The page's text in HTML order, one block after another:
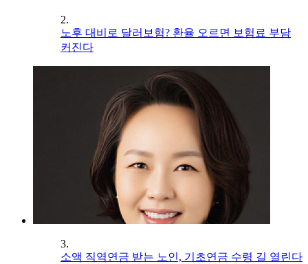
2.
노후 대비로 달러보험? 환율 오르면 보험료 부담
커진다
3.
소액 직역연금 받는 노인, 기초연금 수령 길 열린다